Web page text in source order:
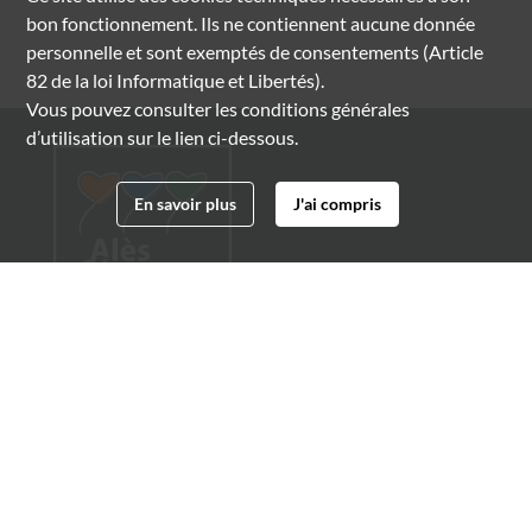
bon fonctionnement. Ils ne contiennent aucune donnée
personnelle et sont exemptés de consentements (Article
82 de la loi Informatique et Libertés).
Vous pouvez consulter les conditions générales
d’utilisation sur le lien ci-dessous.
En savoir plus J'ai compris